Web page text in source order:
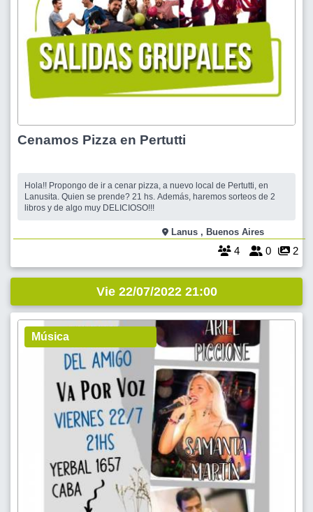
Cenamos Pizza en Pertutti
Hola!! Propongo de ir a cenar pizza, a nuevo local de Pertutti, en
Lanusita. Quien se prende? 21 hs. Además, haremos sorteos de 2
libros y de algo muy DELICIOSO!!!
Lanus , Buenos Aires
4 0 2
Vie 22/07/2022 21:00
Música